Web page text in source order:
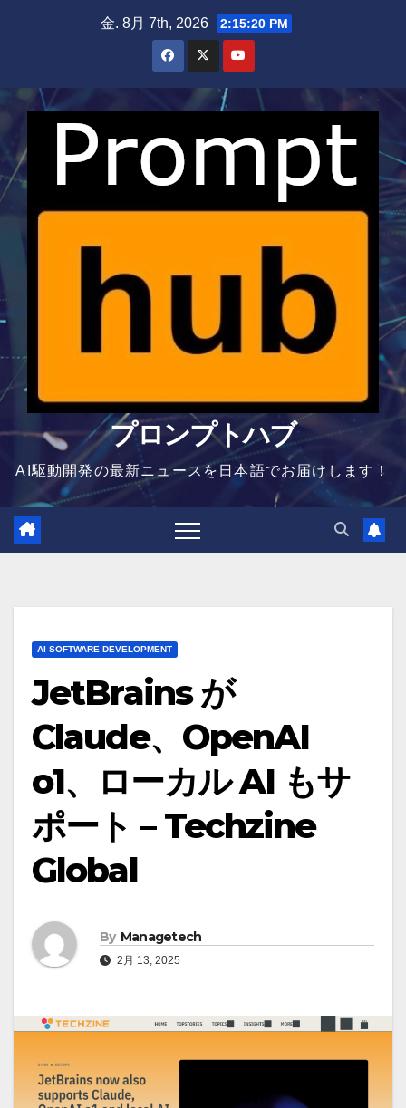
金. 8月 7th, 2026 2:15:21 PM
プロンプトハブ
AI駆動開発の最新ニュースを日本語でお届けします！
AI SOFTWARE DEVELOPMENT
JetBrains が
Claude、OpenAI
o1、ローカル AI もサ
ポート – Techzine
Global
By Managetech
2月 13, 2025